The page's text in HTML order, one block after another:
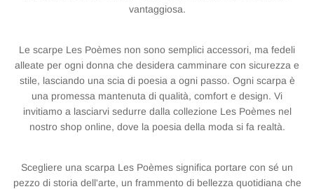
vantaggiosa.
Le scarpe Les Poèmes non sono semplici accessori, ma fedeli
alleate per ogni donna che desidera camminare con sicurezza e
stile, lasciando una scia di poesia a ogni passo. Ogni scarpa è
una promessa mantenuta di qualità, comfort e design. Vi
invitiamo a lasciarvi sedurre dalla collezione Les Poèmes nel
nostro shop online, dove la poesia della moda si fa realtà.
Scegliere una scarpa Les Poèmes significa portare con sé un
pezzo di storia dell'arte, un frammento di bellezza quotidiana che